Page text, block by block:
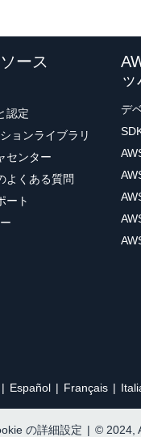
ース
認定
ョンライブラリ
センター
よくある質問
ート
デ
Español Français
の詳細設定 | © 2024,